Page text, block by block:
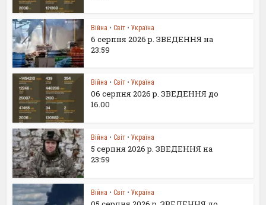
Війна • Світ • Україна
6 серпня 2026 р. ЗВЕДЕННЯ на
23:59
Війна • Світ • Україна
06 серпня 2026 р. ЗВЕДЕННЯ до
16.00
Війна • Світ • Україна
5 серпня 2026 р. ЗВЕДЕННЯ на
23:59
Війна • Світ • Україна